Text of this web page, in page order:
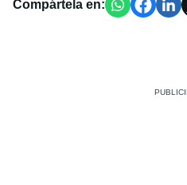
Compártela en: